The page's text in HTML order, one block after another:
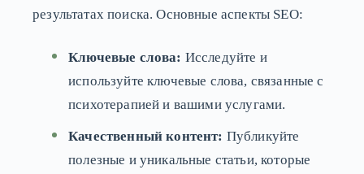
результатах поиска. Основные аспекты SEO:
Ключевые слова: Исследуйте и
используйте ключевые слова, связанные с
психотерапией и вашими услугами.
Качественный контент: Публикуйте
полезные и уникальные статьи, которые